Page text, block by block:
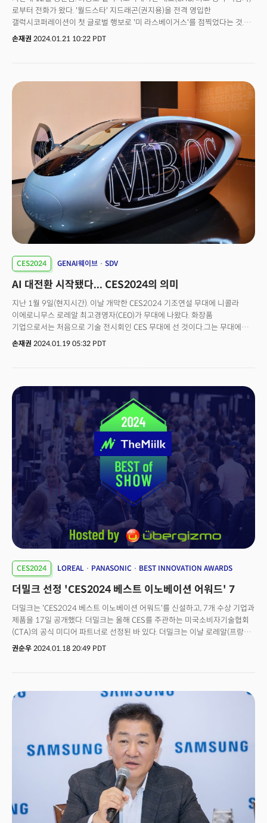
로부터 전화가 왔다. '월드스타' 지드래곤(권지용)을 전격 영입한
갤럭시코퍼레이션이 첫 글로벌 행보로 '미 라스베이거스'를 점찍었다는 것.
처음엔 "무슨 소리인가?"란 생각이 들었다. 아직 지드래곤의 영입 사실이
'셀럽의 셀럽'으로 불리는 지드래곤을 '월드스타의 월드스타'로
포지셔닝한다는 계획을 밝혔다. 마약 투약 무혐의를 굳게 믿고 있던 최 대표는
지드래곤의 월드투어 계획을 구상해왔다. 갤럭시코퍼레이션은 지난해
넷플릭스 '피지컬 100'을 제작, 센세이션을 일으키며 일약 한국 엔터테인먼트
업계 신성으로 부상했다. 지난 2020년 앰넷의 '부캐선발대회', 2021년
TV조선 '부캐전성시대', 2022년 '아바드림' 등을 제작했다. 이어 MBC와 공동
제작한 '피지컬100'이 대박을 터트리면서 메이저 제작사로 올라설 준비를
하고 있었다. 피지컬 100을 연출한 장호기 전 MBC PC를 영입, 콘텐츠 레이블
'스튜디오27'을 만들고 '피지컬 100 유니버스' 제작도 계획 중이다. 갤럭시의
'피지컬100 유니버스'는 마블 시네마틱 유니버스(MCU)처럼 만든다는
구상이었다. 기존 피지컬100이 '한국인 버전'인 만큼 시즌 2, 3에서는 글로벌
버전으로 만들고(현재 시즌2를 제작 중이다). 이후 스포츠 경기인 '올림픽'처럼
발전시킨다는 것. 그 과정에서 수많은 캐릭터를 만들어낼 수 있다. 피지컬 100
대성공 이후 글로벌 콘텐츠 업계 및 빅머니 들로부터 다양한 제안을 받았고
엔터테인먼트 기업으로 도약을 계획하고 있었다. 이 과정에서 YG와 전속 계약
마친 이후 소속사를 찾고 있던 지드래곤을 전격 영입하게 된 것. 깜짝 놀랄만한
영입이었다. 지드래곤과 갤럭시는 어떤 '링크'도 발견되지 않았기 때문. 때문에
갤럭시가 지드래곤을 영입하게 된 과정 자체가 '드라마' 였다. 작사작곡 능력은
물론 디자인과 모델까지 일거수 일투족이 '지적재산권(IP)' 그 자체인
지드래곤은 K 엔터테인먼트 업계에서는 블루칩 중의 블루칩으로 꼽힌다. 최
대표는 지드래곤 영입 과정에 대해 이렇게 말했다.
손재권 2024.01.21 10:22 PDT
CES2024 GENAI웨이브 SDV
AI 대전환 시작됐다... CES2024의 의미
지난 1월 9일(현지시간). 이날 개막한 CES2024 기조연설 무대에 니콜라
이에로니무스 로레알 최고경영자(CEO)가 무대에 나왔다. 화장품
기업으로서는 처음으로 기술 전시회인 CES 무대에 선 것이다.그는 무대에
오르자마자 뷰티 기업이 CES 기조연설을 한 것에 대해 “우리는 기술이 가능한
지니어스’를 공개하고 다이슨에 대적할 헤어드라이어 ‘에어라이트 프로’도
공개해 많은 박수를 받았다.CES의 기조연설 무대에서 반도체 칩이나 TV,
냉장고, 세탁기, 자동차가 아닌 ‘AI 기반 립스틱’과 ‘헤어 드라이어’를 공개해
관심을 받은 것이다.로레알 이에로니무스 대표의 이날 발표는 생성AI가
비즈니스의 근간을 뒤흔든 이후 완전히 바뀐 산업 지형을 상징한다.이제 뷰티
뿐 아니라 중공업, 중장비 등 산업을 구분하지 않고 모든 기업은 테크 기업이며
앞으로는 모든 기업은 ‘인공지능(AI) 기업’이 돼야 한다는 것이다.실제로 이번
CES는 AI 기술과 지속가능성(Sustainability)을 중심으로 한 ‘산업 대전환
(Great Transformation)’이 진행 중임을 그대로 드러낸
이벤트였다. ‘트랜스포메이션(Transformation)’은 '변형' 또는 '변화',
‘전환’을 의미한다. 각 기업과 조직이 디지털 기술을 통합하여 운영, 프로세스
및 문화를 근본적으로 변화시키는 프로세스를 말한다. 고객에게 더 큰 가치를
제공하고, 기술적 장벽을 낮추며, 새로운 기술 및 문화를 채택, 전체적인 성능과
효율성을 향상시키는 것이다.CES2024에서 삼성전자, LG전자, 소니, 에릭슨,
모빌리티 트랜스포메이션, 그린(지속가능성) 트랜스포메이션을
외쳤다.2024년 이후 기업 운영의 방향성과 미래 전략이 정해졌다고 해도
과언이 아니다.
손재권 2024.01.19 05:32 PDT
CES2024 LOREAL PANASONIC BEST INNOVATION AWARDS
더밀크 선정 'CES2024 베스트 이노베이션 어워드' 7
더밀크는 'CES2024 베스트 이노베이션 어워드'를 신설하고, 7개 수상 기업과
제품을 17일 공개했다. 더밀크는 올해 CES를 주관하는 미국소비자기술협회
(CTA)의 공식 미디어 파트너로 선정된 바 있다. 더밀크는 이날 로레알(프랑스),
위딩스(프랑스), 미드바르(한국), 아마존 오토모티브(미국), 파나소닉(일본),
(Mobility), 소셜(Social), 환경(Environmental), 산업(Industrial) 등 총 7개
분야로 나눠 선정했다. 이는 기존 어워드가 대부분 TV, 스마트폰 등 특정
제품에 중점을 두는 경향과 차별화된 부분이다. 어워드의 선정 기준도 차별화
돼 있다. CES2024에 출품한 제품(서비스)이 ⓵ 인류를 위한 목적을 가지고
있는지,②기술의 혁신성이 있는지, 그리고 ③실현 가능성이 있는지 등의
기준이 고려됐다. 심사위원으로는 주영섭 서울대 특임교수(전 중기청장),
이용덕 드림앤퓨처랩스 대표(전 엔비디아코리아 대표), 최형욱
퓨쳐디자이너스 대표, 정구민 국민대 교수, 손재권 더밀크 대표 등 기술 분야
전문가들이 참여했다. 어워드를 신설한 더밀크의 손재권 대표는 "한국
기업들이 CES 혁신상에 도전하고, CNET, 더버지 등 미국 미디어들이
자체적으로 베스트 CES 상을 선정, 보도하지만 선정 기준에 대해 의문이
권순우 2024.01.18 20:49 PDT